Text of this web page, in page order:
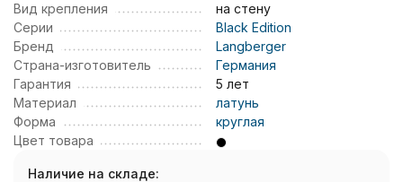
Вид крепления
на стену
Серии
Black Edition
Бренд
Langberger
Страна-изготовитель
Германия
Гарантия
5 лет
Материал
латунь
Форма
круглая
Цвет товара
Наличие на складе: